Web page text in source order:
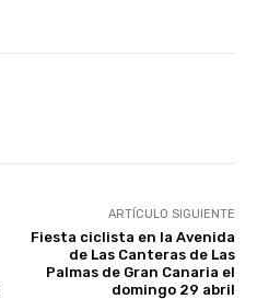
ARTÍCULO SIGUIENTE
Fiesta ciclista en la Avenida
de Las Canteras de Las
Palmas de Gran Canaria el
domingo 29 abril